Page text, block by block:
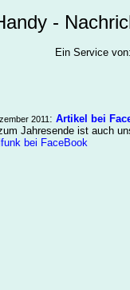
-
Ein Service
2011 : Artikel bei
Jahresende ist auch
bei FaceBook